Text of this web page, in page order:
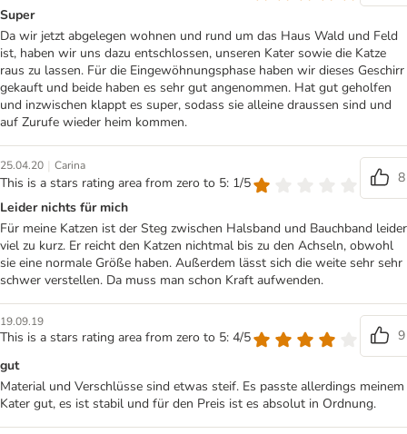
Super
Da wir jetzt abgelegen wohnen und rund um das Haus Wald und Feld
ist, haben wir uns dazu entschlossen, unseren Kater sowie die Katze
raus zu lassen. Für die Eingewöhnungsphase haben wir dieses Geschirr
gekauft und beide haben es sehr gut angenommen. Hat gut geholfen
und inzwischen klappt es super, sodass sie alleine draussen sind und
auf Zurufe wieder heim kommen.
25.04.20 | Carina
This is a stars rating area from zero to 5: 1/5
8
Leider nichts für mich
Für meine Katzen ist der Steg zwischen Halsband und Bauchband leider
viel zu kurz. Er reicht den Katzen nichtmal bis zu den Achseln, obwohl
sie eine normale Größe haben. Außerdem lässt sich die weite sehr sehr
schwer verstellen. Da muss man schon Kraft aufwenden.
19.09.19
This is a stars rating area from zero to 5: 4/5
9
gut
Material und Verschlüsse sind etwas steif. Es passte allerdings meinem
Kater gut, es ist stabil und für den Preis ist es absolut in Ordnung.